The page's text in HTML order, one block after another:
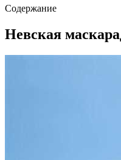
Содержание
Невская